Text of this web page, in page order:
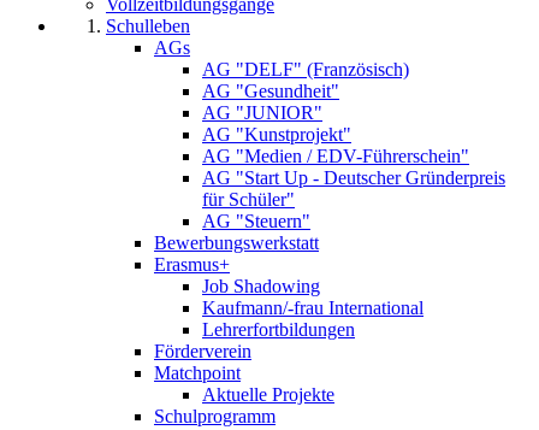
Vollzeitbildungsgänge
Schulleben
AGs
AG "DELF" (Französisch)
AG "Gesundheit"
AG "JUNIOR"
AG "Kunstprojekt"
AG "Medien / EDV-Führerschein"
AG "Start Up - Deutscher Gründerpreis
für Schüler"
AG "Steuern"
Bewerbungswerkstatt
Erasmus+
Job Shadowing
Kaufmann/-frau International
Lehrerfortbildungen
Förderverein
Matchpoint
Aktuelle Projekte
Schulprogramm